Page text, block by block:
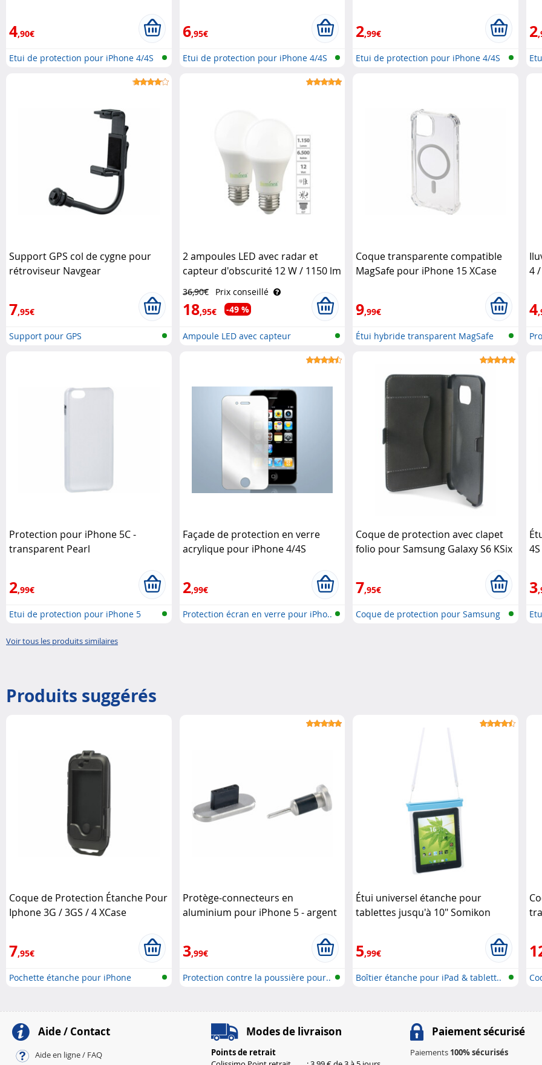
4,90€
Etui de protection pour iPhone 4/4S
6,95€
Etui de protection pour iPhone 4/4S
2,99€
Etui de protection pour iPhone 4/4S
2
Support GPS col de cygne pour
rétroviseur Navgear
7,95€
Support pour GPS
2 ampoules LED avec radar et
capteur d'obscurité 12 W / 1150 lm
- blanc du jour Luminea
36,90€ Prix conseillé
18,95€ -49 %
Ampoule LED avec capteur
Coque transparente compatible
MagSafe pour iPhone 15 XCase
9,99€
Étui hybride transparent MagSafe
4
4
Protection pour iPhone 5C -
transparent Pearl
2,99€
Etui de protection pour iPhone 5
Façade de protection en verre
acrylique pour iPhone 4/4S
2,99€
Protection écran en verre pour iPho..
Coque de protection avec clapet
folio pour Samsung Galaxy S6 KSix
7,95€
Coque de protection pour Samsung
3
Voir tous les produits similaires
Produits suggérés
Coque de Protection Étanche Pour
Iphone 3G / 3GS / 4 XCase
7,95€
Pochette étanche pour iPhone
Protège-connecteurs en
aluminium pour iPhone 5 - argent
3,99€
Protection contre la poussière pour..
Étui universel étanche pour
tablettes jusqu'à 10" Somikon
5,99€
Boîtier étanche pour iPad & tablett..
Aide / Contact
Aide en ligne / FAQ
Modes de livraison
Points de retrait
Paiement sécurisé
Paiements 100% sécurisés